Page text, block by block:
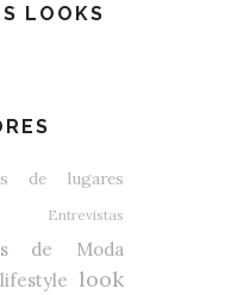
LOOKS
de lugares
Entrevistas
de Moda
lifestyle look